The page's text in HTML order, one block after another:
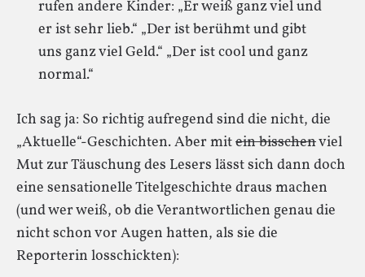
rufen andere Kinder: „Er weiß ganz viel und
er ist sehr lieb.“ „Der ist berühmt und gibt
uns ganz viel Geld.“ „Der ist cool und ganz
normal.“
Ich sag ja: So richtig aufregend sind die nicht, die
„Aktuelle“-Geschichten. Aber mitein bisschenviel
Mut zur Täuschung des Lesers lässt sich dann doch
eine sensationelle Titelgeschichte draus machen
(und wer weiß, ob die Verantwortlichen genau die
nicht schon vor Augen hatten, als sie die
Reporterin losschickten):